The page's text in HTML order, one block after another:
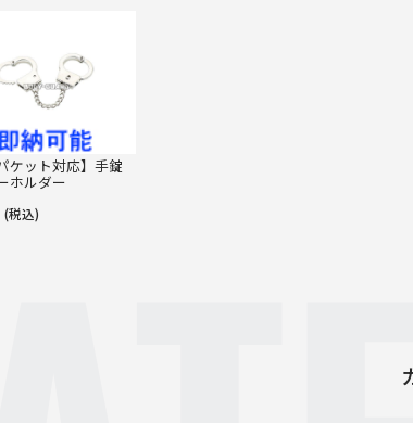
ケット対応】手錠
ルダー
(税込)